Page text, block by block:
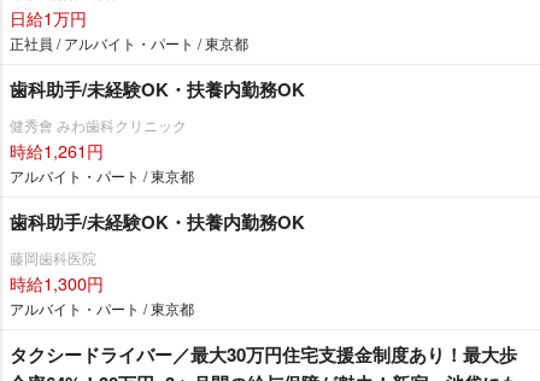
日給1万円
正社員 / アルバイト・パート / 東京都
歯科助手/未経験OK・扶養内勤務OK
健秀會 みわ歯科クリニック
時給1,261円
アルバイト・パート / 東京都
歯科助手/未経験OK・扶養内勤務OK
藤岡歯科医院
時給1,300円
アルバイト・パート / 東京都
タクシードライバー／最大30万円住宅支援金制度あり！最大歩